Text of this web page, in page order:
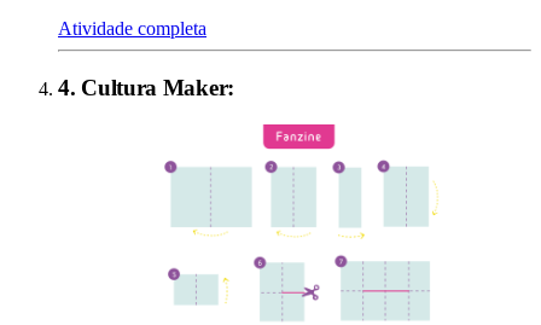
Atividade completa
4. Cultura Maker: